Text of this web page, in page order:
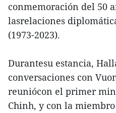
conmemoración del 50
lasrelaciones
(1973-2023).
Durantesu estancia,
conversaciones con
reuniócon el primer
Chinh, y con la